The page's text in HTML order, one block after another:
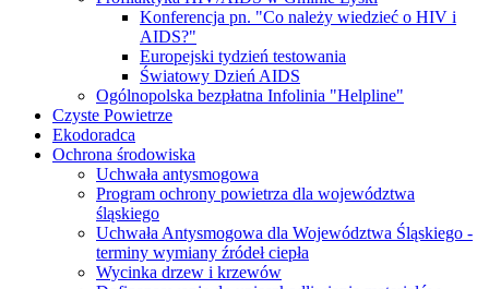
Konferencja pn. "Co należy wiedzieć o HIV i
AIDS?"
Europejski tydzień testowania
Światowy Dzień AIDS
Ogólnopolska bezpłatna Infolinia "Helpline"
Czyste Powietrze
Ekodoradca
Ochrona środowiska
Uchwała antysmogowa
Program ochrony powietrza dla województwa
śląskiego
Uchwała Antysmogowa dla Województwa Śląskiego -
terminy wymiany źródeł ciepła
Wycinka drzew i krzewów